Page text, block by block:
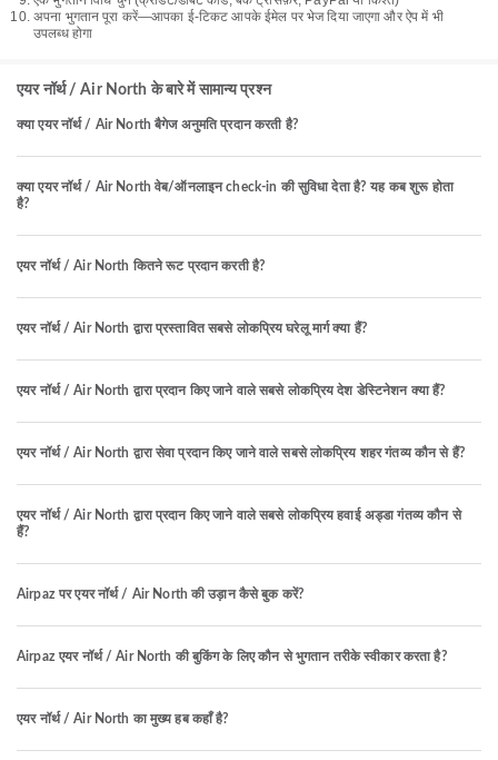
अपना भुगतान पूरा करें—आपका ई-टिकट आपके ईमेल पर भेज दिया जाएगा और ऐप में भी
उपलब्ध होगा
एयर नॉर्थ / Air North के बारे में सामान्य प्रश्न
क्या एयर नॉर्थ / Air North बैगेज अनुमति प्रदान करती है?
क्या एयर नॉर्थ / Air North वेब/ऑनलाइन check-in की सुविधा देता है? यह कब शुरू होता
है?
एयर नॉर्थ / Air North कितने रूट प्रदान करती है?
एयर नॉर्थ / Air North द्वारा प्रस्तावित सबसे लोकप्रिय घरेलू मार्ग क्या हैं?
एयर नॉर्थ / Air North द्वारा प्रदान किए जाने वाले सबसे लोकप्रिय देश डेस्टिनेशन क्या हैं?
एयर नॉर्थ / Air North द्वारा सेवा प्रदान किए जाने वाले सबसे लोकप्रिय शहर गंतव्य कौन से हैं?
एयर नॉर्थ / Air North द्वारा प्रदान किए जाने वाले सबसे लोकप्रिय हवाई अड्डा गंतव्य कौन से
हैं?
Airpaz पर एयर नॉर्थ / Air North की उड़ान कैसे बुक करें?
Airpaz एयर नॉर्थ / Air North की बुकिंग के लिए कौन से भुगतान तरीके स्वीकार करता है?
एयर नॉर्थ / Air North का मुख्य हब कहाँ है?